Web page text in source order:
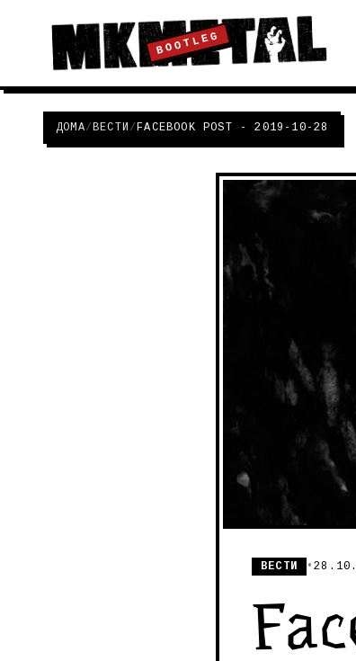
BOOTLEG
ДОМА/ВЕСТИ /FACEBOOK POST - 2019-10-28
ВЕСТИ •